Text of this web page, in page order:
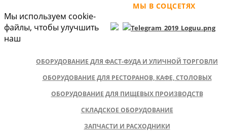
МЫ В СОЦСЕТЯХ
ОБОРУДОВАНИЕ ДЛЯ ФАСТ-ФУДА И УЛИЧНОЙ ТОРГОВЛИ
ОБОРУДОВАНИЕ ДЛЯ РЕСТОРАНОВ, КАФЕ, СТОЛОВЫХ
ОБОРУДОВАНИЕ ДЛЯ ПИЩЕВЫХ ПРОИЗВОДСТВ
СКЛАДСКОЕ ОБОРУДОВАНИЕ
ЗАПЧАСТИ И РАСХОДНИКИ
Мы используем cookie-
файлы, чтобы улучшить
наш